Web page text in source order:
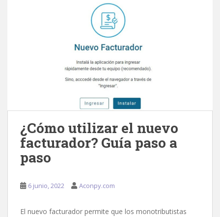
¿Cómo utilizar el nuevo
facturador? Guía paso a
paso
6 junio, 2022 Aconpy.com
El nuevo facturador permite que los monotributistas